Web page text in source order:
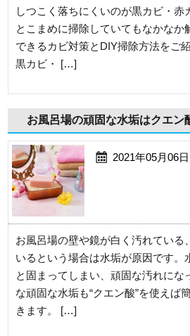
しつこく落ちにくいのが黒カビ・赤
とこまめに掃除していてもなかなか
できるカビ対策とDIY掃除方法をご
黒カビ・ […]
お風呂場の頑固な水垢はクエン
2021年05月06日
お風呂場の壁や鏡が白く汚れている
いるという場合は水垢が原因です。
と固まってしまい、頑固な汚れにな
な頑固な水垢も“クエン酸”を使えば
きます。 […]